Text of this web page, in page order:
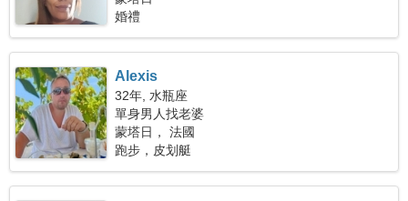
婚禮
Alexis
32年, 水瓶座
單身男人找老婆
蒙塔日， 法國
跑步，皮划艇